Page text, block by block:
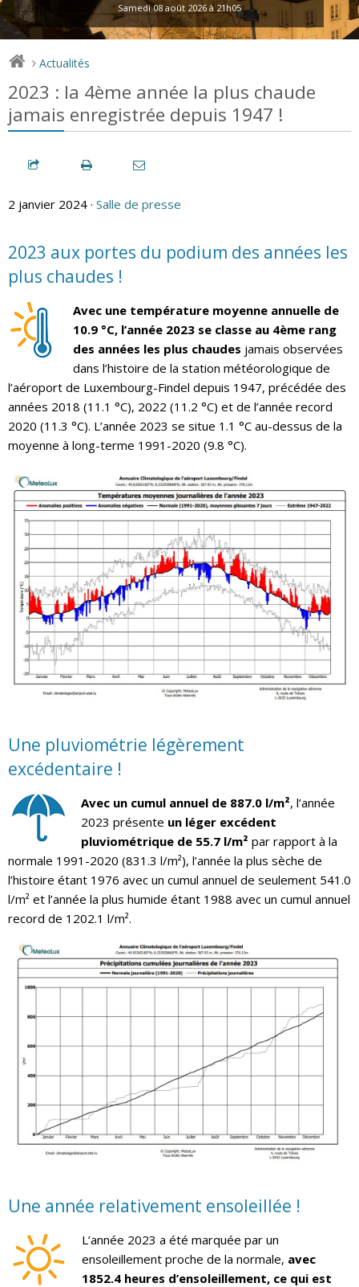
Samedi 08 août 2026 à 21h05
> Actualités
2023 : la 4ème année la plus chaude
jamais enregistrée depuis 1947 !
2 janvier 2024 · Salle de presse
2023 aux portes du podium des années les
plus chaudes !
Avec une température moyenne annuelle de
10.9 °C, l’année 2023 se classe au 4ème rang
des années les plus chaudes jamais observées
dans l’histoire de la station météorologique de
l’aéroport de Luxembourg-Findel depuis 1947, précédée des
années 2018 (11.1 °C), 2022 (11.2 °C) et de l’année record
2020 (11.3 °C). L’année 2023 se situe 1.1 °C au-dessus de la
moyenne à long-terme 1991-2020 (9.8 °C).
Une pluviométrie légèrement
excédentaire !
Avec un cumul annuel de 887.0 l/m², l’année
2023 présente un léger excédent
pluviométrique de 55.7 l/m² par rapport à la
normale 1991-2020 (831.3 l/m²), l’année la plus sèche de
l’histoire étant 1976 avec un cumul annuel de seulement 541.0
l/m² et l’année la plus humide étant 1988 avec un cumul annuel
record de 1202.1 l/m².
Une année relativement ensoleillée !
L’année 2023 a été marquée par un
ensoleillement proche de la normale, avec
1852.4 heures d’ensoleillement, ce qui est